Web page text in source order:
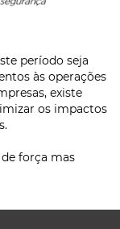
período seja
às operações
existe
os impactos
força mas